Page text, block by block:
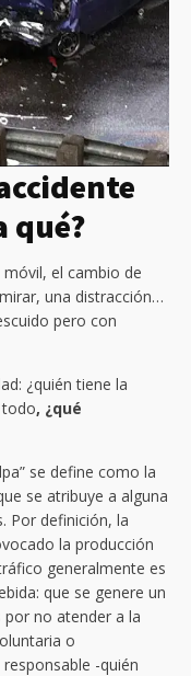
qué?
el cambio de
una distracción…
pero con
¿quién tiene la
todo, ¿qué
se define como la
se atribuye a alguna
Por definición, la
la producción
generalmente es
que se genere un
no atender a la
o
-quién